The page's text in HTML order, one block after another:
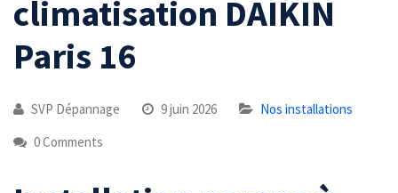
climatisation DAIKIN
Paris 16
SVP Dépannage 9 juin 2026
Nos installations
0 Comments